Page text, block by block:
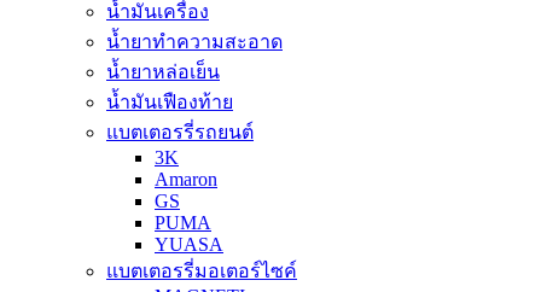
น้ำมันเครื่อง
น้ำยาทำความสะอาด
น้ำยาหล่อเย็น
น้ำมันเฟืองท้าย
แบตเตอรรี่รถยนต์
3K
Amaron
GS
PUMA
YUASA
แบตเตอรรี่มอเตอร์ไซค์